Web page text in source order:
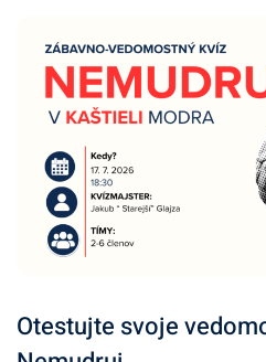
Otestujte svoje